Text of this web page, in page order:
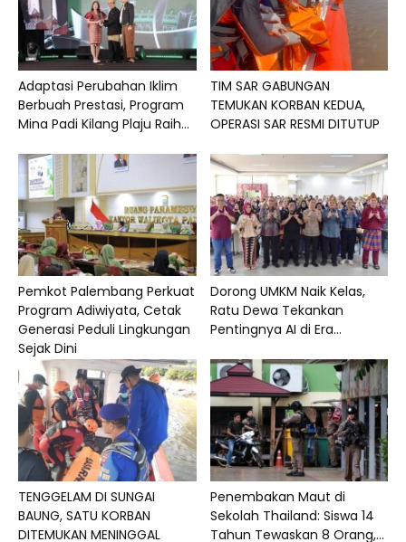
Adaptasi Perubahan Iklim
Berbuah Prestasi, Program
Mina Padi Kilang Plaju Raih...
TIM SAR GABUNGAN
TEMUKAN KORBAN KEDUA,
OPERASI SAR RESMI DITUTUP
Pemkot Palembang Perkuat
Program Adiwiyata, Cetak
Generasi Peduli Lingkungan
Sejak Dini
Dorong UMKM Naik Kelas,
Ratu Dewa Tekankan
Pentingnya AI di Era...
TENGGELAM DI SUNGAI
BAUNG, SATU KORBAN
DITEMUKAN MENINGGAL
Penembakan Maut di
Sekolah Thailand: Siswa 14
Tahun Tewaskan 8 Orang,...